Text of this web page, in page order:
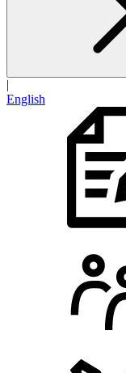
|
English